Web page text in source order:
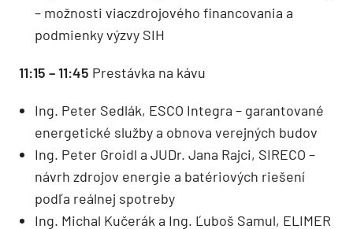
– možnosti viaczdrojového financovania a
podmienky výzvy SIH
11:15 – 11:45 Prestávka na kávu
Ing. Peter Sedlák, ESCO Integra – garantované
energetické služby a obnova verejných budov
Ing. Peter Groidl a JUDr. Jana Rajci, SIRECO –
návrh zdrojov energie a batériových riešení
podľa reálnej spotreby
Ing. Michal Kučerák a Ing. Ľuboš Samul, ELIMER